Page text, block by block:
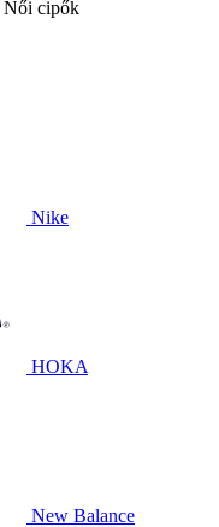
Női cipők
Nike
HOKA
New Balance